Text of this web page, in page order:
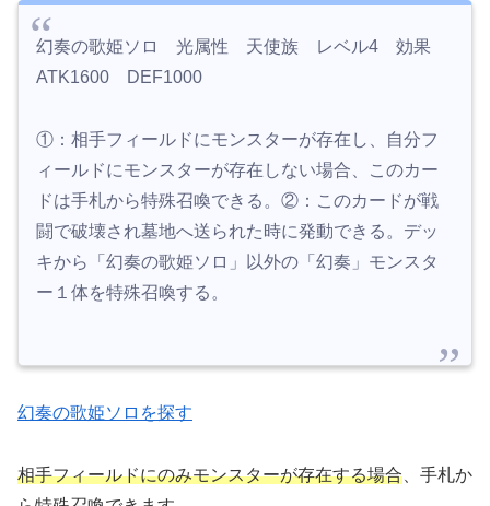
幻奏の歌姫ソロ 光属性 天使族 レベル4 効果
ATK1600 DEF1000
①：相手フィールドにモンスターが存在し、自分フ
ィールドにモンスターが存在しない場合、このカー
ドは手札から特殊召喚できる。②：このカードが戦
闘で破壊され墓地へ送られた時に発動できる。デッ
キから「幻奏の歌姫ソロ」以外の「幻奏」モンスタ
ー１体を特殊召喚する。
幻奏の歌姫ソロを探す
相手フィールドにのみモンスターが存在する場合 、手札か